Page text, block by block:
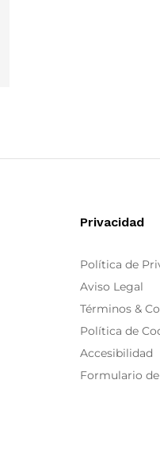
Privacidad
Política de
Aviso Legal
Términos &
Política de
Accesibilidad
Formulario